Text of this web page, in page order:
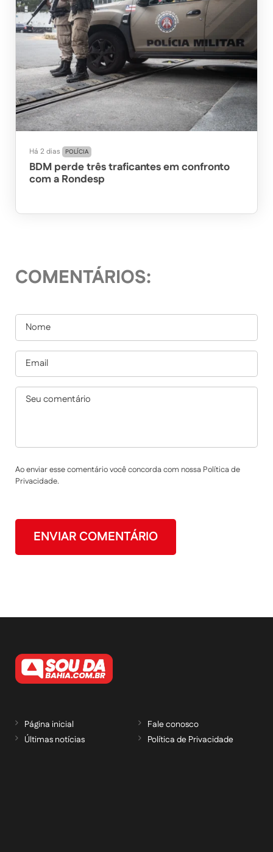
Há 2 dias POLÍCIA
BDM perde três traficantes em confronto
com a Rondesp
COMENTÁRIOS:
Ao enviar esse comentário você concorda com nossa Política de
Privacidade.
Página inicial
Últimas notícias
Fale conosco
Política de Privacidade